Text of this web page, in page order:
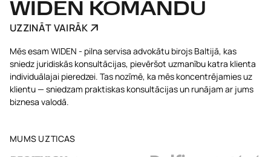
WIDEN KOMANDU
UZZINĀT VAIRĀK
Mēs esam WIDEN - pilna servisa advokātu birojs Baltijā, kas
sniedz juridiskās konsultācijas, pievēršot uzmanību katra klienta
individuālajai pieredzei. Tas nozīmē, ka mēs koncentrējamies uz
klientu — sniedzam praktiskas konsultācijas un runājam ar jums
biznesa valodā.
MUMS UZTICAS